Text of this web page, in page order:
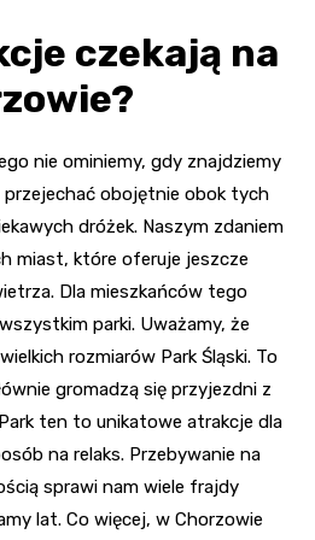
czekają na
nie ominiemy, gdy znajdziemy
przejechać obojętnie obok tych
dróżek. Naszym zdaniem
miast, które oferuje jeszcze
Dla mieszkańców tego
parki. Uważamy, że
rozmiarów Park Śląski. To
gromadzą się przyjezdni z
ten to unikatowe atrakcje dla
na relaks. Przebywanie na
sprawi nam wiele frajdy
lat. Co więcej, w Chorzowie